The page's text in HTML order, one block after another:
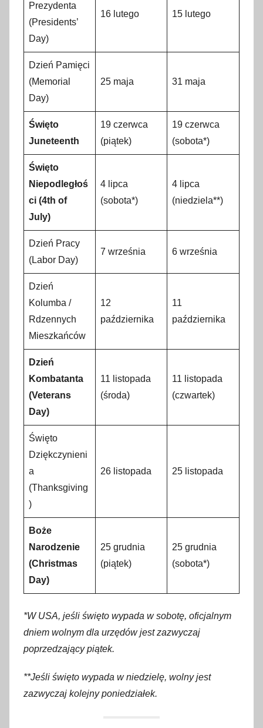
Prezydenta
(Presidents’
Day)
16 lutego 15 lutego
Dzień Pamięci
(Memorial
Day)
25 maja 31 maja
Święto
Juneteenth
19 czerwca
(piątek)
19 czerwca
(sobota*)
Święto
Niepodległoś
ci (4th of
July)
4 lipca
(sobota*)
4 lipca
(niedziela**)
Dzień Pracy
(Labor Day)
7 września 6 września
Dzień
Kolumba /
Rdzennych
Mieszkańców
12
października
11
października
Dzień
Kombatanta
(Veterans
Day)
11 listopada
(środa)
11 listopada
(czwartek)
Święto
Dziękczynieni
a
(Thanksgiving
)
26 listopada 25 listopada
Boże
Narodzenie
(Christmas
Day)
25 grudnia
(piątek)
25 grudnia
(sobota*)
*W USA, jeśli święto wypada w sobotę, oficjalnym
dniem wolnym dla urzędów jest zazwyczaj
poprzedzający piątek.
**Jeśli święto wypada w niedzielę, wolny jest
zazwyczaj kolejny poniedziałek.